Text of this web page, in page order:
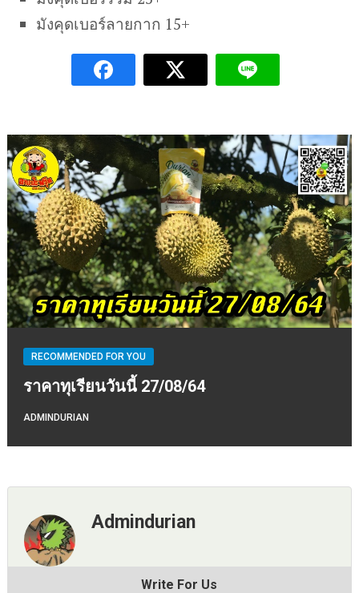
มังคุดเบอร์ลายกาก 15+
RECOMMENDED FOR YOU
ราคาทุเรียนวันนี้ 27/08/64
ADMINDURIAN
Admindurian
Write For Us